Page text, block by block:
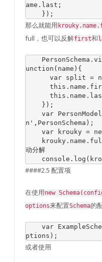
ame . last ;
});
那么就能用
full，也可以反解first和
PersonSchema .
unction ( name ){
var split =
this . name .
this . name .
});
var PersonModel
n' , PersonSchema );
var krouky =
    krouky
. name .
动分解
    console
. log (
####2.5 配置项
在使用new
options来配置Schema的
var
ptions );
或者使用